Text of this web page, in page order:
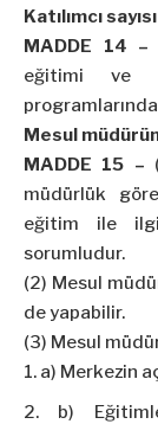
Katılımcı sayısı
MADDE 14 –
eğitimi ve
programlarında
Mesul
MADDE 15 –
müdürlük
eğitim ile
sorumludur.
(2) Mesul
de yapabilir.
(3) Mesul
a) Merkezin
b)